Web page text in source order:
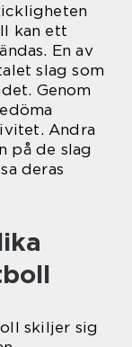
kan ett
En av
slag som
Genom
Andra
på de slag
deras
skiljer sig